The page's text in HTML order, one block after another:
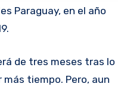
Paraguay, en el año
de tres meses tras lo
tiempo. Pero, aun